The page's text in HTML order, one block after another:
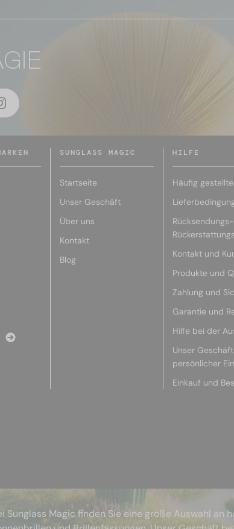
SUNGLASS MAGIC
Startseite
Unser Geschäft
Über uns
Kontakt
Blog
HILFE
Häufig
Kontakt und
Produkte und
Zahlung und
Garantie und
Hilfe bei der
Unser
persönlicher
Einkauf und
Sunglass Magic finden Sie eine große Auswahl an